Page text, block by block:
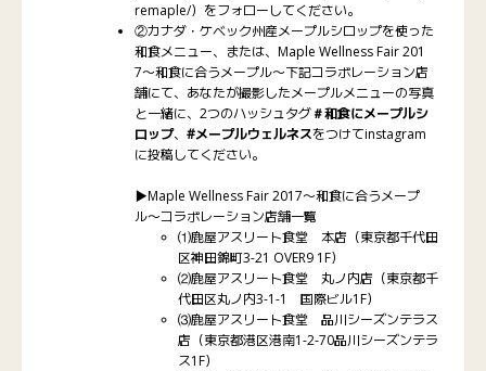
remaple/）をフォローしてください。
②カナダ・ケベック州産メープルシロップを使った
和食メニュー、または、Maple Wellness Fair 201
7〜和食に合うメープル〜下記コラボレーション店
舗にて、あなたが撮影したメープルメニューの写真
と一緒に、2つのハッシュタグ＃和食にメープルシ
ロップ、 #メープルウェルネスをつけてinstagram
に投稿してください。
▶︎Maple Wellness Fair 2017〜和食に合うメープ
ル〜コラボレーション店舗一覧
⑴鹿屋アスリート食堂 本店（東京都千代田
区神田錦町3-21 OVER9 1F）
⑵鹿屋アスリート食堂 丸ノ内店（東京都千
代田区丸ノ内3-1-1 国際ビル1F）
⑶鹿屋アスリート食堂 品川シーズンテラス
店（東京都港区港南1-2-70品川シーズンテラ
ス1F）